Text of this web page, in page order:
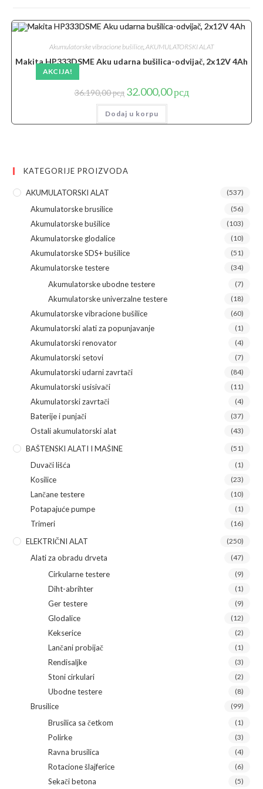
AKCIJA!
Akumulatorske vibracione bušilice,AKUMULATORSKI ALAT
Makita HP333DSME Aku udarna bušilica-odvijač, 2x12V 4Ah
36.190,00рсд Originalna
cena
je
bila:
36.190,00 рсд.
32.000,00рсдTrenutna
cena
Dodaj u korpu
KATEGORIJE PROIZVODA
AKUMULATORSKI ALAT (537)
Akumulatorske brusilice (56)
Akumulatorske bušilice (103)
Akumulatorske glodalice (10)
Akumulatorske SDS+ bušilice (51)
Akumulatorske testere (34)
Akumulatorske ubodne testere (7)
Akumulatorske univerzalne testere (18)
Akumulatorske vibracione bušilice (60)
Akumulatorski alati za popunjavanje (1)
Akumulatorski renovator (4)
Akumulatorski setovi (7)
Akumulatorski udarni zavrtači (84)
Akumulatorski usisivači (11)
Akumulatorski zavrtači (4)
Baterije i punjači (37)
Ostali akumulatorski alat (43)
BAŠTENSKI ALATI I MAŠINE (51)
Duvači lišća (1)
Kosilice (23)
Lančane testere (10)
Potapajuće pumpe (1)
Trimeri (16)
ELEKTRIČNI ALAT (250)
Alati za obradu drveta (47)
Cirkularne testere (9)
Diht-abrihter (1)
Ger testere (9)
Glodalice (12)
Kekserice (2)
Lančani probijač (1)
Rendisaljke (3)
Stoni cirkulari (2)
Ubodne testere (8)
Brusilice (99)
Brusilica sa četkom (1)
Polirke (3)
Ravna brusilica (4)
Rotacione šlajferice (6)
Sekači betona (5)